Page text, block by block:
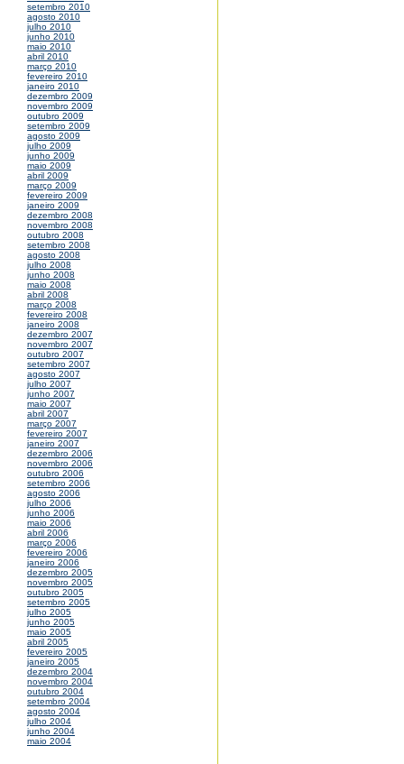
setembro 2010
agosto 2010
julho 2010
junho 2010
maio 2010
abril 2010
março 2010
fevereiro 2010
janeiro 2010
dezembro 2009
novembro 2009
outubro 2009
setembro 2009
agosto 2009
julho 2009
junho 2009
maio 2009
abril 2009
março 2009
fevereiro 2009
janeiro 2009
dezembro 2008
novembro 2008
outubro 2008
setembro 2008
agosto 2008
julho 2008
junho 2008
maio 2008
abril 2008
março 2008
fevereiro 2008
janeiro 2008
dezembro 2007
novembro 2007
outubro 2007
setembro 2007
agosto 2007
julho 2007
junho 2007
maio 2007
abril 2007
março 2007
fevereiro 2007
janeiro 2007
dezembro 2006
novembro 2006
outubro 2006
setembro 2006
agosto 2006
julho 2006
junho 2006
maio 2006
abril 2006
março 2006
fevereiro 2006
janeiro 2006
dezembro 2005
novembro 2005
outubro 2005
setembro 2005
julho 2005
junho 2005
maio 2005
abril 2005
fevereiro 2005
janeiro 2005
dezembro 2004
novembro 2004
outubro 2004
setembro 2004
agosto 2004
julho 2004
junho 2004
maio 2004